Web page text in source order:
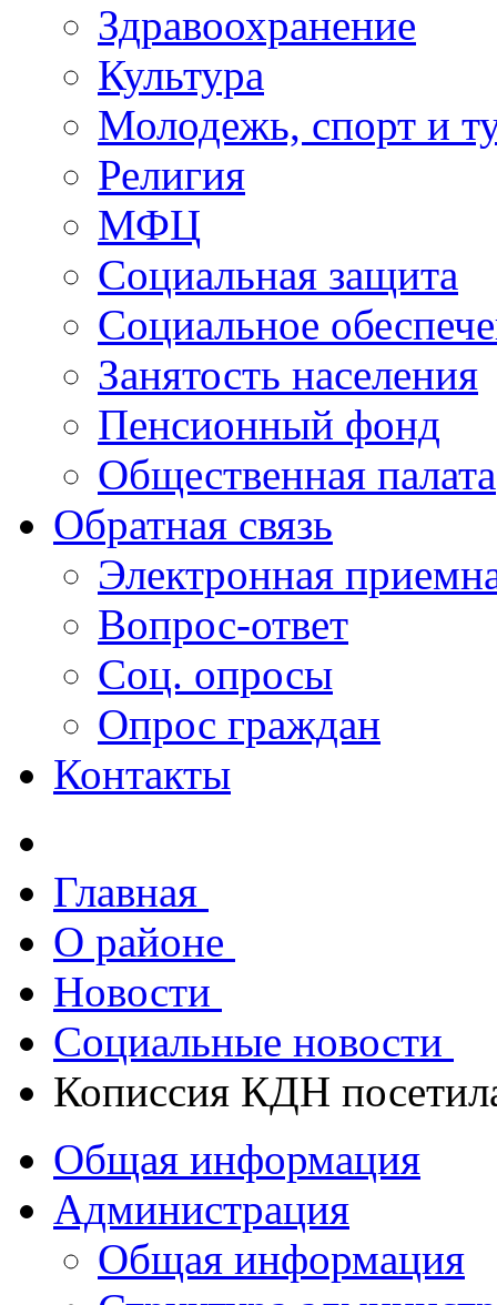
Здравоохранение
Культура
Молодежь, спорт и
Религия
МФЦ
Социальная защита
Социальное
Занятость населения
Пенсионный фонд
Общественная палата
Обратная связь
Электронная
Вопрос-ответ
Соц. опросы
Опрос граждан
Контакты
Главная
О районе
Новости
Социальные новости
Кописсия КДН
Общая информация
Администрация
Общая информация